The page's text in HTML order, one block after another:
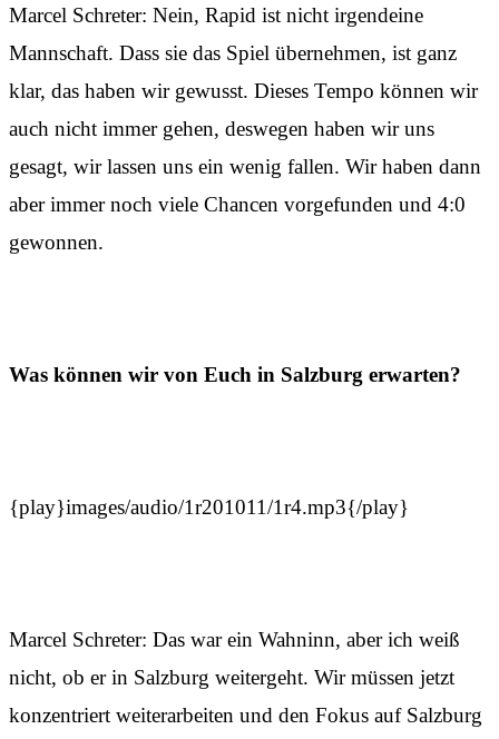
Marcel Schreter: Nein, Rapid ist nicht irgendeine
Mannschaft. Dass sie das Spiel übernehmen, ist ganz
klar, das haben wir gewusst. Dieses Tempo können wir
auch nicht immer gehen, deswegen haben wir uns
gesagt, wir lassen uns ein wenig fallen. Wir haben dann
aber immer noch viele Chancen vorgefunden und 4:0
gewonnen.
Was können wir von Euch in Salzburg erwarten?
{play}images/audio/1r201011/1r4.mp3{/play}
Marcel Schreter: Das war ein Wahninn, aber ich weiß
nicht, ob er in Salzburg weitergeht. Wir müssen jetzt
konzentriert weiterarbeiten und den Fokus auf Salzburg